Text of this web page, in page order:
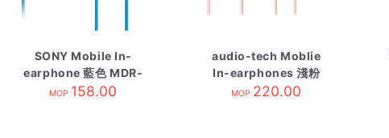
SONY Mobile In-
earphone 藍色 MDR-
EX15APLIC
MOP 158.00
audio-tech Moblie
In-earphones 淺粉
ATH-CK350is PK
MOP 220.00